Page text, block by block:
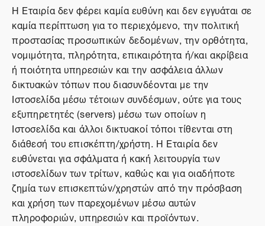
Η Εταιρία δεν φέρει καμία ευθύνη και δεν εγγυάται σε
καμία περίπτωση για το περιεχόμενο, την πολιτική
προστασίας προσωπικών δεδομένων, την ορθότητα,
νομιμότητα, πληρότητα, επικαιρότητα ή/και ακρίβεια
ή ποιότητα υπηρεσιών και την ασφάλεια άλλων
δικτυακών τόπων που διασυνδέονται με την
Ιστοσελίδα μέσω τέτοιων συνδέσμων, ούτε για τους
εξυπηρετητές (servers) μέσω των οποίων η
Ιστοσελίδα και άλλοι δικτυακοί τόποι τίθενται στη
διάθεσή του επισκέπτη/χρήστη. Η Εταιρία δεν
ευθύνεται για σφάλματα ή κακή λειτουργία των
ιστοσελίδων των τρίτων, καθώς και για οιαδήποτε
ζημία των επισκεπτών/χρηστών από την πρόσβαση
και χρήση των παρεχομένων μέσω αυτών
πληροφοριών, υπηρεσιών και προϊόντων.